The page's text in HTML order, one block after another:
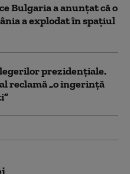
Bulgaria a anunţat că o
a explodat în spaţiul
prezidențiale.
reclamă „o ingerință